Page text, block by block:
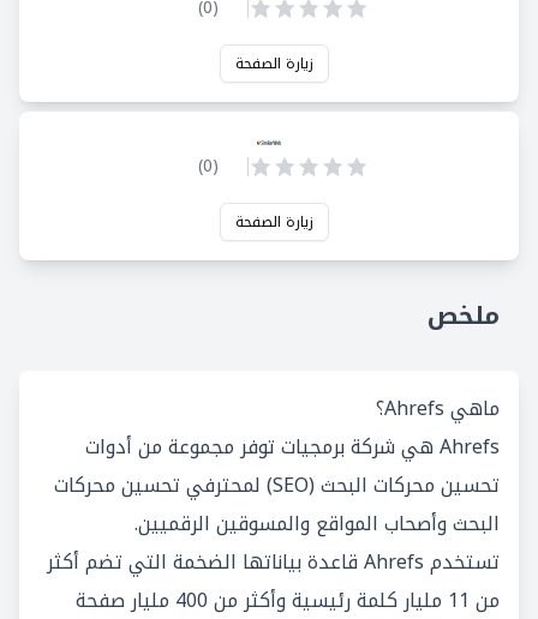
(
0
)
زيارة الصفحة
(
0
)
زيارة الصفحة
ملخص
ماهي Ahrefs؟
Ahrefs هي شركة برمجيات توفر مجموعة من أدوات
تحسين محركات البحث (SEO) لمحترفي تحسين محركات
البحث وأصحاب المواقع والمسوقين الرقميين.
تستخدم Ahrefs قاعدة بياناتها الضخمة التي تضم أكثر
من 11 مليار كلمة رئيسية وأكثر من 400 مليار صفحة